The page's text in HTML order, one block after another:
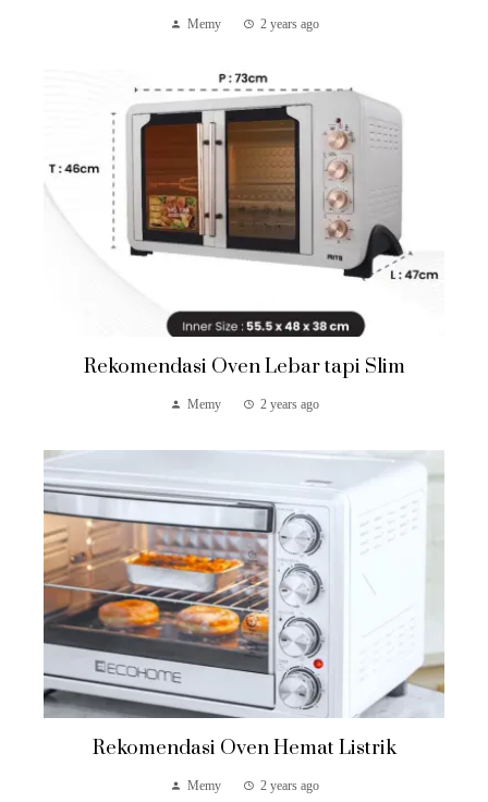
Memy 2 years ago
Rekomendasi Oven Lebar tapi Slim
Memy 2 years ago
Rekomendasi Oven Hemat Listrik
Memy 2 years ago